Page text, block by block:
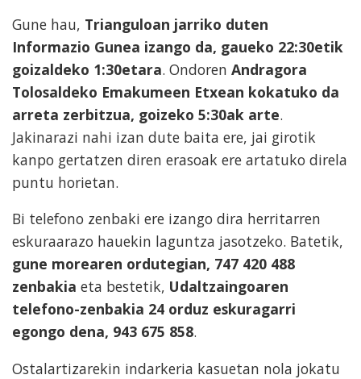
Gune hau, Trianguloan jarriko duten
Informazio Gunea izango da, gaueko 22:30etik
goizaldeko 1:30etara. Ondoren Andragora
Tolosaldeko Emakumeen Etxean kokatuko da
arreta zerbitzua, goizeko 5:30ak arte.
Jakinarazi nahi izan dute baita ere, jai girotik
kanpo gertatzen diren erasoak ere artatuko direla
puntu horietan.
Bi telefono zenbaki ere izango dira herritarren
eskuraarazo hauekin laguntza jasotzeko. Batetik,
gune morearen ordutegian, 747 420 488
zenbakia eta bestetik, Udaltzaingoaren
telefono-zenbakia 24 orduz eskuragarri
egongo dena, 943 675 858.
Ostalartizarekin indarkeria kasuetan nola jokatu